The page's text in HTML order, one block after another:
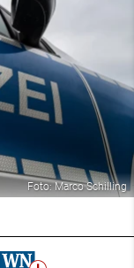
Foto: Marco Schilling